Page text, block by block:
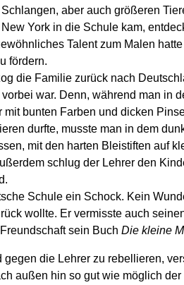
aber auch größeren
York in die Schule kam,
Talent zum Malen
fördern.
die Familie zurück nach
war. Denn, während man in
mit bunten Farben und dicken
durfte, musste man in dem
mit den harten Bleistiften auf
schlug der Lehrer den
Schule ein Schock. Kein
wollte. Er vermisste auch
sein Buch Die kleine
gegen die Lehrer zu rebellieren,
außen hin so gut wie möglich